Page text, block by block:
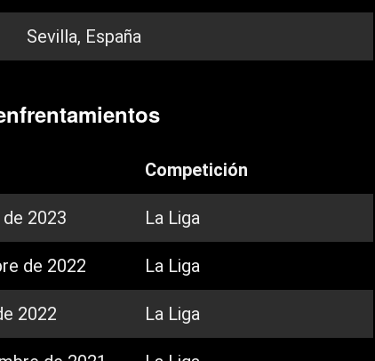
Sevilla, España
Competición
2023 La Liga
de 2022 La Liga
2022 La Liga